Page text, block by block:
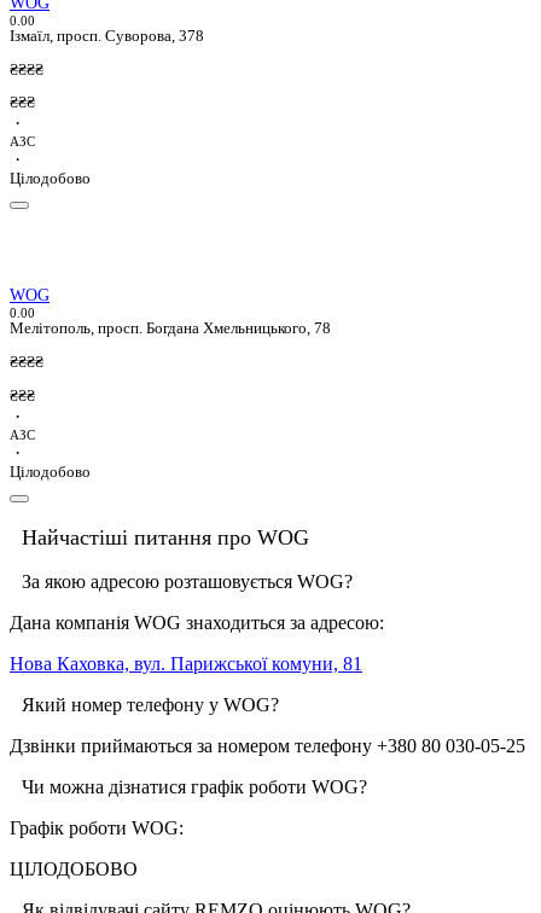
0.00
Ізмаїл, просп. Суворова, 378
₴₴₴₴
₴₴₴
·
АЗС
·
Цілодобово
WOG
0.00
Мелітополь, просп. Богдана Хмельницького, 78
₴₴₴₴
₴₴₴
·
АЗС
·
Цілодобово
Найчастіші питання про WOG
За якою адресою розташовується WOG?
Дана компанія WOG знаходиться за адресою:
Нова Каховка, вул. Парижської комуни, 81
Який номер телефону у WOG?
Дзвінки приймаються за номером телефону +380 80 030-05-25
Чи можна дізнатися графік роботи WOG?
Графік роботи WOG:
ЦІЛОДОБОВО